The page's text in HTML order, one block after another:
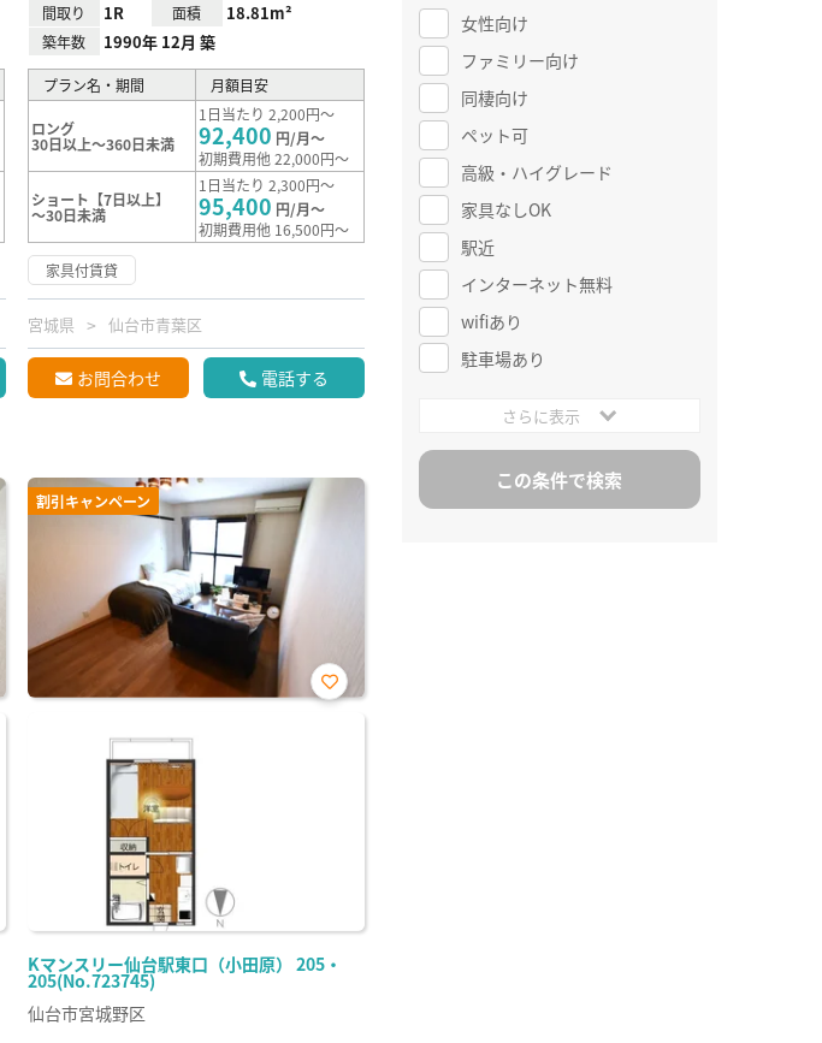
間取り 1R 面積 18.81m²
築年数 1990年 12月 築
プラン名・期間 月額目安
ロング
30日以上～360日未満
1日当たり 2,200円～
92,400 円/月～
初期費用他 22,000円～
ショート【7日以上】
～30日未満
1日当たり 2,300円～
95,400 円/月～
初期費用他 16,500円～
家具付賃貸
宮城県 仙台市青葉区
お問合わせ 電話する
割引キャンペーン
Kマンスリー仙台駅東口（小田原） 205・
205(No.723745)
お気
仙台市宮城野区
女性向け
ファミリー向け
同棲向け
ペット可
高級・ハイグレード
家具なしOK
駅近
インターネット無料
wifiあり
駐車場あり
さらに表示